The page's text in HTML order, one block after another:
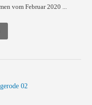
vom Februar 2020 ...